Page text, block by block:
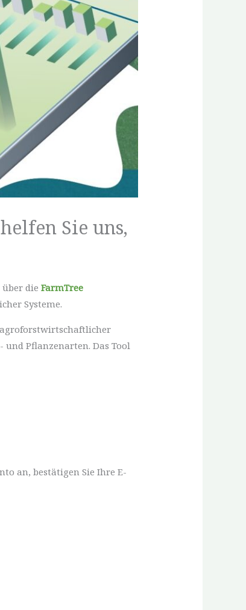
Sie uns,
die FarmTree
Systeme.
Pflanzenarten. Das Tool
an, bestätigen Sie Ihre E-